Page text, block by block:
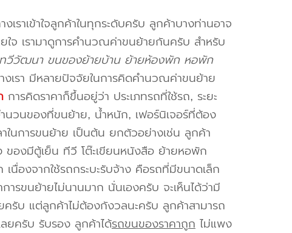
เราเข้าใจลูกค้าในทุกระดับครับ ลูกค้าบางท่านอาจ
จ เรามาดูการคำนวณค่าขนย้ายกันครับ สำหรับ
วีวัฒนา ขนของย้ายบ้าน ย้ายห้องพัก หอพัก
เรา มีหลายปัจจัยในการคิดคำนวณค่าขนย้าย
การคิดราคาก็ขึ้นอยู่ว่า ประเภทรถที่ใช้รถ, ระยะ
วนของที่ขนย้าย, น้ำหนัก, เฟอร์นิเจอร์ที่ต้อง
ในการขนย้าย เป็นต้น ยกตัวอย่างเช่น ลูกค้า
ของมีตู้เย็น ทีวี โต๊ะเขียนหนังสือ ย้ายหอพัก
องจากใช้รถกระบะรับจ้าง คือรถที่มีขนาดเล็ก
รขนย้ายไม่นานมาก นั่นเองครับ จะเห็นได้ว่ามี
ครับ แต่ลูกค้าไม่ต้องกังวลนะครับ ลูกค้าสามารถ
ลยครับ รับรอง ลูกค้าได้รถขนของราคาถูกไม่แพง